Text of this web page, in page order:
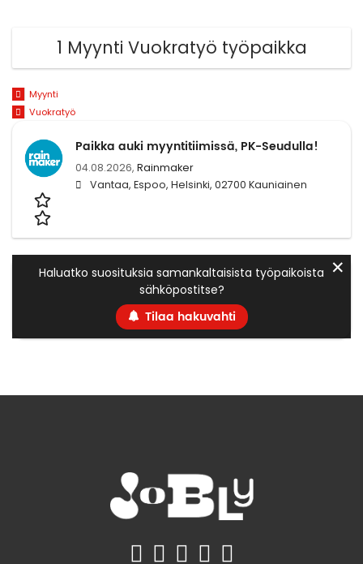
1 Myynti Vuokratyö työpaikka
Myynti
Vuokratyö
Paikka auki myyntitiimissä, PK-Seudulla!
04.08.2026, Rainmaker
Vantaa, Espoo, Helsinki, 02700 Kauniainen
Haluatko suosituksia samankaltaisista työpaikoista
sähköpostitse?
Tilaa hakuvahti
✕